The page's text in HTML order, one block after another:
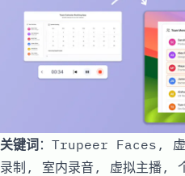
关键词：Trupeer Faces,
录制, 室内录音, 虚拟主播,